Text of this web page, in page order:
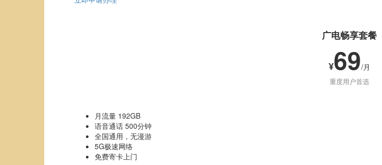
广电畅享套餐
¥69/月
重度用户首选
月流量 192GB
语音通话 500分钟
全国通用，无漫游
5G极速网络
免费寄卡上门